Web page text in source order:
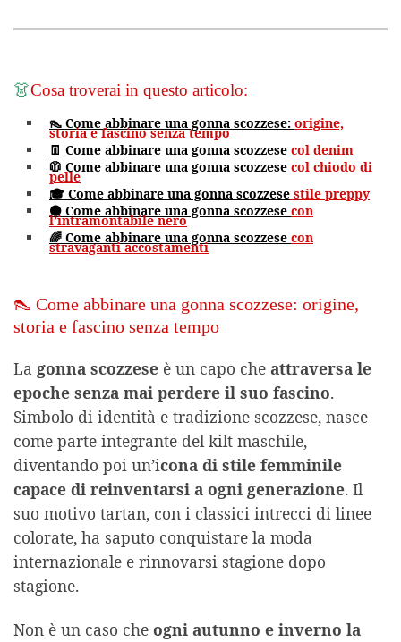
👗Cosa troverai in questo articolo:
👠 Come abbinare una gonna scozzese: origine,
storia e fascino senza tempo
👖 Come abbinare una gonna scozzese col denim
🧥 Come abbinare una gonna scozzese col chiodo di
pelle
🎓 Come abbinare una gonna scozzese stile preppy
⚫ Come abbinare una gonna scozzese con
l’intramontabile nero
🌈 Come abbinare una gonna scozzese con
stravaganti accostamenti
👠 Come abbinare una gonna scozzese: origine,
storia e fascino senza tempo
La gonna scozzese è un capo che attraversa le
epoche senza mai perdere il suo fascino.
Simbolo di identità e tradizione scozzese, nasce
come parte integrante del kilt maschile,
diventando poi un’icona di stile femminile
capace di reinventarsi a ogni generazione. Il
suo motivo tartan, con i classici intrecci di linee
colorate, ha saputo conquistare la moda
internazionale e rinnovarsi stagione dopo
stagione.
Non è un caso che ogni autunno e inverno la